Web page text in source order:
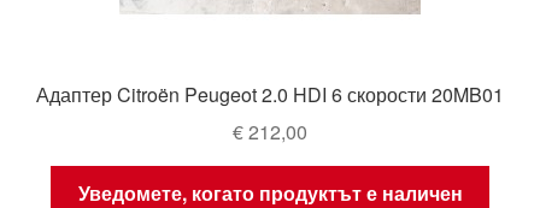
Адаптер Citroën Peugeot 2.0 HDI 6 скорости 20MB01
€212,00
Уведомете, когато продуктът е наличен